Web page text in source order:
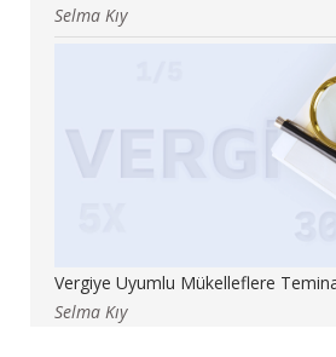
Selma Kıy
Vergiye Uyumlu Mükelleflere
Selma Kıy